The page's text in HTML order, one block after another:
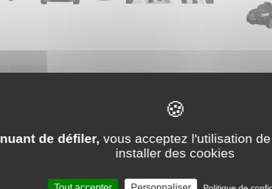
électrique 12V
de défiler, vous acceptez l'utilisation
installer des cookies